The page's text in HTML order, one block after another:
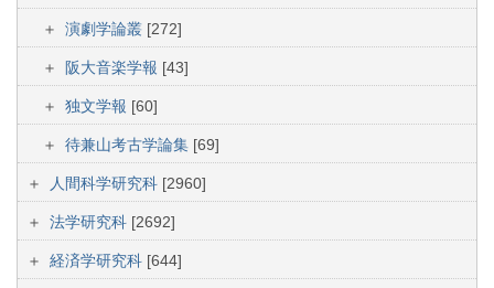
演劇学論叢 [272]
阪大音楽学報 [43]
独文学報 [60]
待兼山考古学論集 [69]
人間科学研究科 [2960]
法学研究科 [2692]
経済学研究科 [644]